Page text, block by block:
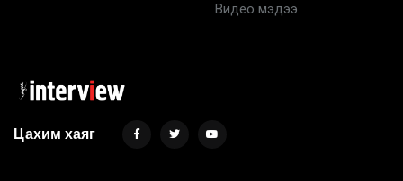
Видео мэдээ
Цахим хаяг